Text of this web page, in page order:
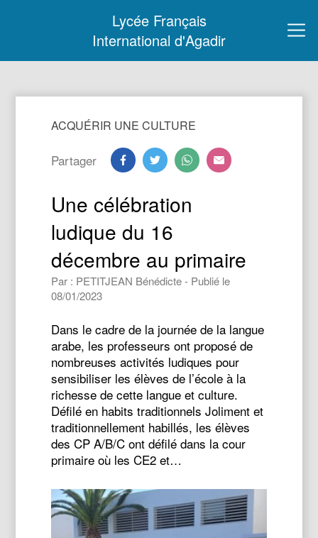
Lycée Français
International d'Agadir
ACQUÉRIR UNE CULTURE
Partager
Une célébration
ludique du 16
décembre au primaire
Par : PETITJEAN Bénédicte - Publié le
08/01/2023
Dans le cadre de la journée de la langue
arabe, les professeurs ont proposé de
nombreuses activités ludiques pour
sensibiliser les élèves de l’école à la
richesse de cette langue et culture.
Défilé en habits traditionnels Joliment et
traditionnellement habillés, les élèves
des CP A/B/C ont défilé dans la cour
primaire où les CE2 et…